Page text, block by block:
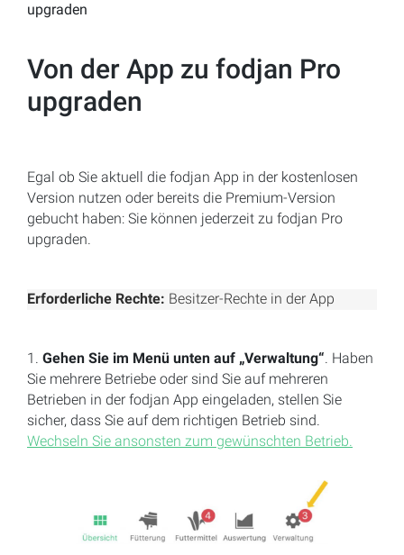
upgraden
Von der App zu fodjan Pro
upgraden
Egal ob Sie aktuell die fodjan App in der kostenlosen
Version nutzen oder bereits die Premium-Version
gebucht haben: Sie können jederzeit zu fodjan Pro
upgraden.
Erforderliche Rechte: Besitzer-Rechte in der App
1. Gehen Sie im Menü unten auf „Verwaltung“. Haben
Sie mehrere Betriebe oder sind Sie auf mehreren
Betrieben in der fodjan App eingeladen, stellen Sie
sicher, dass Sie auf dem richtigen Betrieb sind.
Wechseln Sie ansonsten zum gewünschten Betrieb.